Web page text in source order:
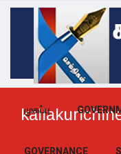
முகப்பு